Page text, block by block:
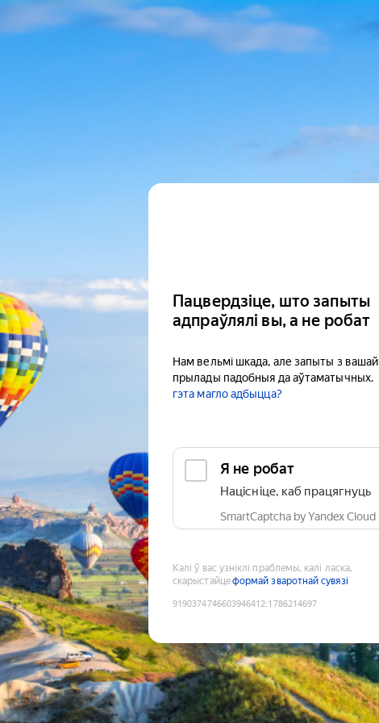
Пацвердзіце, што запыты
адпраўлялі вы, а не робат
Нам вельмі шкада, але запыты з вашай
прылады падобныя да аўтаматычных.
гэта магло адбыцца?
Я не робат
Націсніце, каб працягнуць
SmartCaptcha by Yandex Cloud
Калі ў вас узніклі праблемы, калі ласка,
скарыстайцеформай зваротнай сувязі
9190374746603946412:1786214697